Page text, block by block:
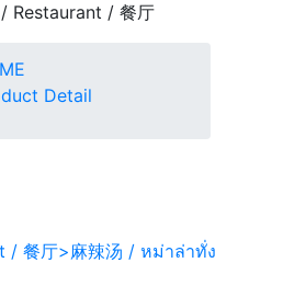
Restaurant / 餐厅
Detail
/ 餐厅>麻辣汤 / หม่าล่าทั่ง